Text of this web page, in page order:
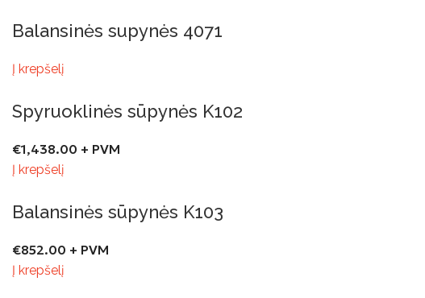
Balansinės supynės 4071
Į krepšelį
Spyruoklinės sūpynės K102
€1,438.00 + PVM
Į krepšelį
Balansinės sūpynės K103
€852.00 + PVM
Į krepšelį